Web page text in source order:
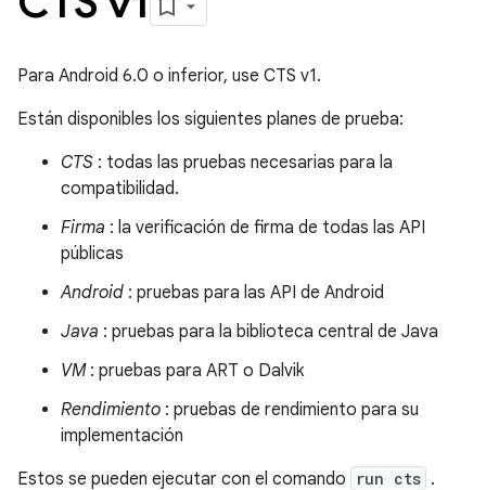
Para Android 6.0 o inferior, use CTS v1.
Están disponibles los siguientes planes de prueba:
CTS : todas las pruebas necesarias para la
compatibilidad.
Firma : la verificación de firma de todas las API
públicas
Android : pruebas para las API de Android
Java : pruebas para la biblioteca central de Java
VM: pruebas para ART o Dalvik
Rendimiento : pruebas de rendimiento para su
implementación
Estos se pueden ejecutar con el comando
run cts .